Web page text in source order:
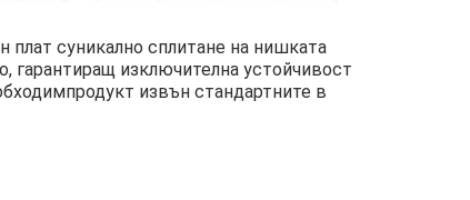
плат суникално сплитане на нишката
гарантиращ изключителна устойчивост
извън стандартните в